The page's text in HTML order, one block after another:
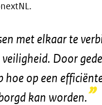
met elkaar te
Door
op een
kan worden.